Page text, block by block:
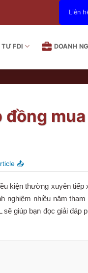
Liên
FDI DOANH
📤
kiện thường xuyên
nghiệm nhiều năm
giúp bạn đọc giải đáp